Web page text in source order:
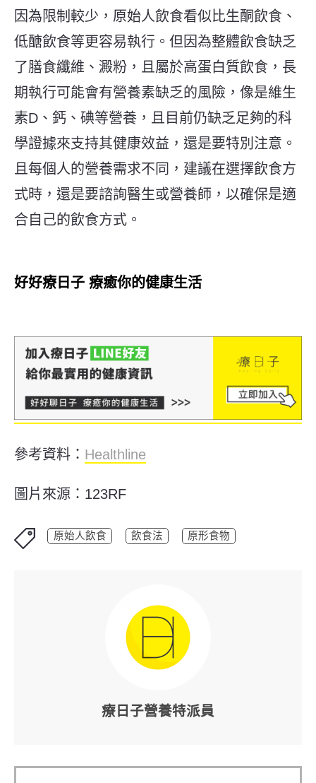
因為限制較少，原始人飲食看似比生酮飲食、
低醣飲食等更容易執行。但因為整體飲食缺乏
了膳食纖維、澱粉，且屬於高蛋白質飲食， 長
期執行可能會有營養素缺乏的風險，像是維生
素D、鈣、碘等營養， 且目前仍缺乏足夠的科
學證據來支持其健康效益，還是要特別注意。
且每個人的營養需求不同，建議在選擇飲食方
式時，還是要諮詢醫生或營養師，以確保是適
合自己的飲食方式。
好好療日子 療癒你的健康生活
參考資料： Healthline
圖片來源：123RF
原始人飲食 飲食法 原形食物
療日子營養特派員